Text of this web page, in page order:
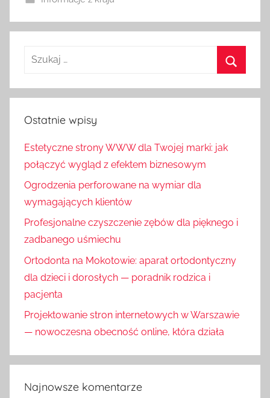
Ostatnie wpisy
Estetyczne strony WWW dla Twojej marki: jak
połączyć wygląd z efektem biznesowym
Ogrodzenia perforowane na wymiar dla
wymagających klientów
Profesjonalne czyszczenie zębów dla pięknego i
zadbanego uśmiechu
Ortodonta na Mokotowie: aparat ortodontyczny
dla dzieci i dorosłych — poradnik rodzica i
pacjenta
Projektowanie stron internetowych w Warszawie
— nowoczesna obecność online, która działa
Najnowsze komentarze